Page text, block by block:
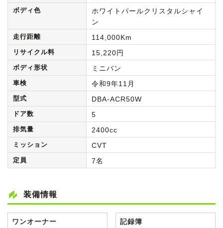
ボディ色
ホワイトパールクリスタルシャイ
ン
走行距離 114,000Km
リサイクル料 15,220円
ボディ形状 ミニバン
車検 令和9年11月
型式 DBA-ACR50W
ドア数 5
排気量 2400cc
ミッション CVT
定員 7名
装備情報
ワンオーナー 記録簿